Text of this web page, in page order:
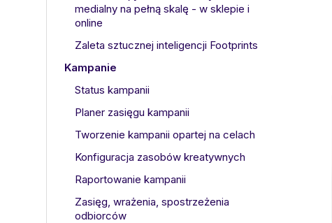
medialny na pełną skalę - w sklepie i
online
Zaleta sztucznej inteligencji Footprints
Kampanie
Status kampanii
Planer zasięgu kampanii
Tworzenie kampanii opartej na celach
Konfiguracja zasobów kreatywnych
Raportowanie kampanii
Zasięg, wrażenia, spostrzeżenia
odbiorców